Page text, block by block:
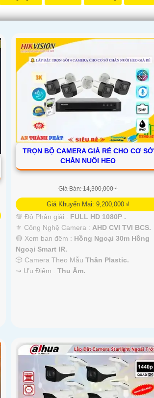
TRỌN BỘ CAMERA GIÁ RẺ CHO CƠ SỞ
CHĂN NUÔI HEO
Giá Bán: 14,300,000 ₫
Giá Khuyến Mại: 9,200,000 ₫
💯 Độ Phân giải : FULL HD 1080P .
⚜️ Công Nghệ Camera : AHD CVI TVI BCS.
🔴 Xem ban đêm : Hồng Ngoại 30m Hồng
Ngoại Smart IR.
🎲 Camera Theo Mẫu Thân Plastic.
️⇝ Ưu Điểm : Thu Âm.